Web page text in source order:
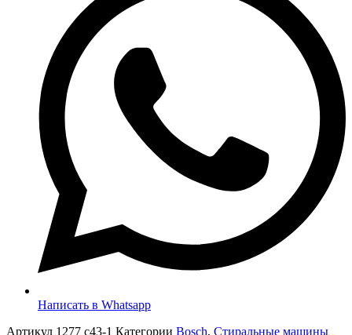
Написать в Whatsapp
Артикул 1277 с43-1 Категории Bosch, Стиральные машины